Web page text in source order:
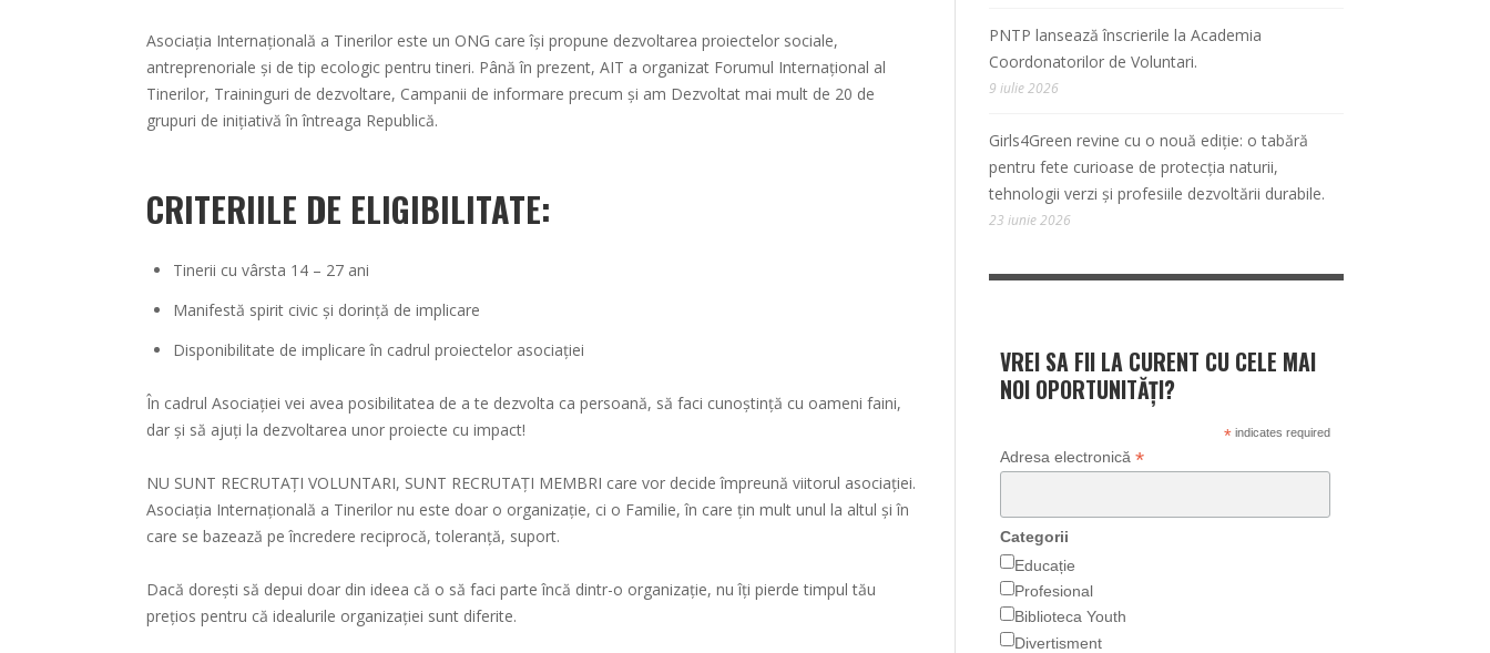
Asociația Internațională a Tinerilor este un ONG care își propune dezvoltarea proiectelor sociale,
antreprenoriale și de tip ecologic pentru tineri. Până în prezent, AIT a organizat Forumul Internațional al
Tinerilor, Traininguri de dezvoltare, Campanii de informare precum și am Dezvoltat mai mult de 20 de
grupuri de inițiativă în întreaga Republică.
CRITERIILE DE ELIGIBILITATE:
Tinerii cu vârsta 14 – 27 ani
Manifestă spirit civic și dorință de implicare
Disponibilitate de implicare în cadrul proiectelor asociației
În cadrul Asociației vei avea posibilitatea de a te dezvolta ca persoană, să faci cunoștință cu oameni faini,
dar și să ajuți la dezvoltarea unor proiecte cu impact!
NU SUNT RECRUTAȚI VOLUNTARI, SUNT RECRUTAȚI MEMBRI care vor decide împreună viitorul asociației.
Asociația Internațională a Tinerilor nu este doar o organizație, ci o Familie, în care țin mult unul la altul și în
care se bazează pe încredere reciprocă, toleranță, suport.
Dacă dorești să depui doar din ideea că o să faci parte încă dintr-o organizație, nu îți pierde timpul tău
prețios pentru că idealurile organizației sunt diferite.
PNTP lansează înscrierile la Academia
Coordonatorilor de Voluntari.
9 iulie 2026
Girls4Green revine cu o nouă ediție: o tabără
pentru fete curioase de protecția naturii,
tehnologii verzi și profesiile dezvoltării durabile.
23 iunie 2026
VREI SA FII LA CURENT CU CELE MAI
NOI OPORTUNITĂȚI?
*indicates required
Adresa electronică *
Categorii
Educație
Profesional
Biblioteca Youth
Divertisment